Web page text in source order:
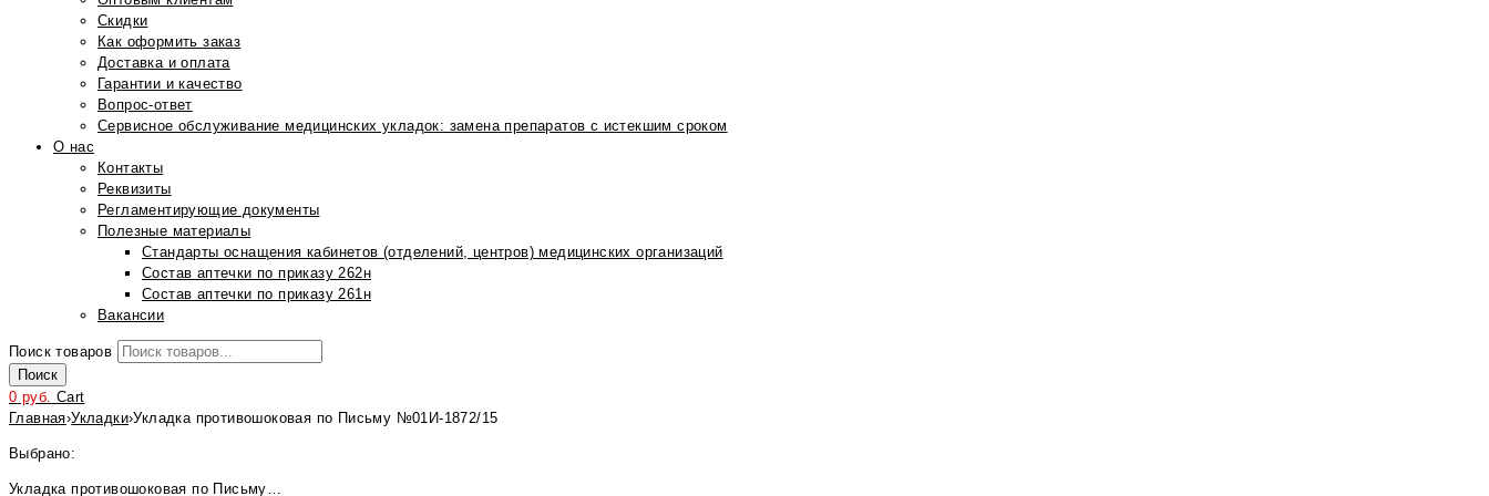
Скидки
Как оформить заказ
Доставка и оплата
Гарантии и качество
Вопрос-ответ
Сервисное обслуживание медицинских укладок: замена препаратов с истекшим сроком
О нас
Контакты
Реквизиты
Регламентирующие документы
Полезные материалы
Стандарты оснащения кабинетов (отделений, центров) медицинских организаций
Состав аптечки по приказу 262н
Состав аптечки по приказу 261н
Вакансии
Поиск товаров
Поиск
0 руб. Cart
Главная›Укладки›Укладка противошоковая по Письму №01И-1872/15
Выбрано:
Укладка противошоковая по Письму…